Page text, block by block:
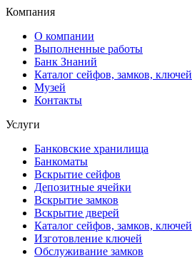
Компания
О компании
Выполненные работы
Банк Знаний
Каталог сейфов, замков, ключей
Музей
Контакты
Услуги
Банковские хранилища
Банкоматы
Вскрытие сейфов
Депозитные ячейки
Вскрытие замков
Вскрытие дверей
Каталог сейфов, замков, ключей
Изготовление ключей
Обслуживание замков